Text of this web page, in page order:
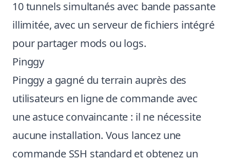
10 tunnels simultanés avec bande passante
illimitée, avec un serveur de fichiers intégré
pour partager mods ou logs.
Pinggy
Pinggy a gagné du terrain auprès des
utilisateurs en ligne de commande avec
une astuce convaincante : il ne nécessite
aucune installation. Vous lancez une
commande SSH standard et obtenez un